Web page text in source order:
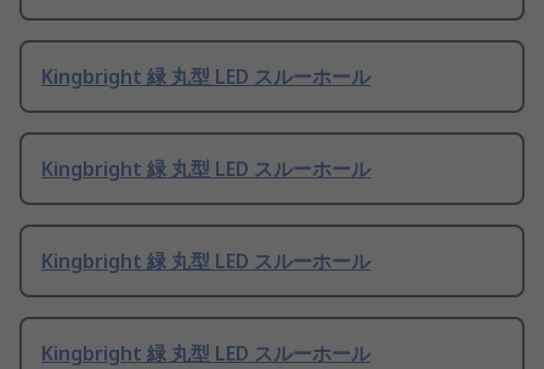
Kingbright 緑 丸型 LED スルーホール
Kingbright 緑 丸型 LED スルーホール
Kingbright 緑 丸型 LED スルーホール
Kingbright 緑 丸型 LED スルーホール